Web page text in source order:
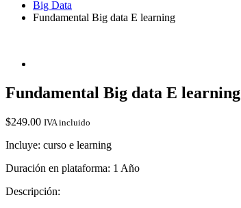
Big Data
Fundamental Big data E learning
Fundamental Big data E learning
$249.00 IVA incluido
Incluye: curso e learning
Duración en plataforma: 1 Año
Descripción: